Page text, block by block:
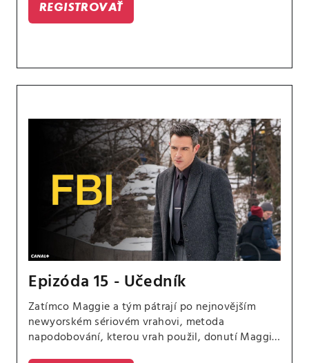
REGISTROVAŤ
Epizóda 15 - Učedník
Zatímco Maggie a tým pátrají po nejnovějším
newyorském sériovém vrahovi, metoda
napodobování, kterou vrah použil, donutí Maggie